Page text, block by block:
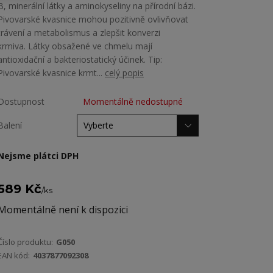
minerální látky a aminokyseliny na přírodní bázi.
kvasnice mohou pozitivně ovlivňovat
a metabolismus a zlepšit konverzi
Látky obsažené ve chmelu mají
a bakteriostatický účinek. Tip:
kvasnice krmt... celý popis
Momentálně nedostupné
plátci DPH
Kč/ks
není k dispozici
produktu: G050
kód: 4037877092308